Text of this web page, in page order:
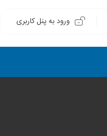
ورود به پنل کاربری